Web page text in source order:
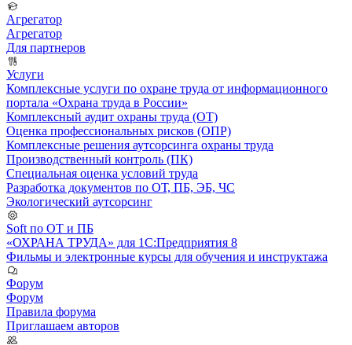
Агрегатор
Агрегатор
Для партнеров
Услуги
Комплексные услуги по охране труда от информационного
портала «Охрана труда в России»
Комплексный аудит охраны труда (ОТ)
Оценка профессиональных рисков (ОПР)
Комплексные решения аутсорсинга охраны труда
Производственный контроль (ПК)
Специальная оценка условий труда
Разработка документов по ОТ, ПБ, ЭБ, ЧС
Экологический аутсорсинг
Soft по ОТ и ПБ
«ОХРАНА ТРУДА» для 1С:Предприятия 8
Фильмы и электронные курсы для обучения и инструктажа
Форум
Форум
Правила форума
Приглашаем авторов